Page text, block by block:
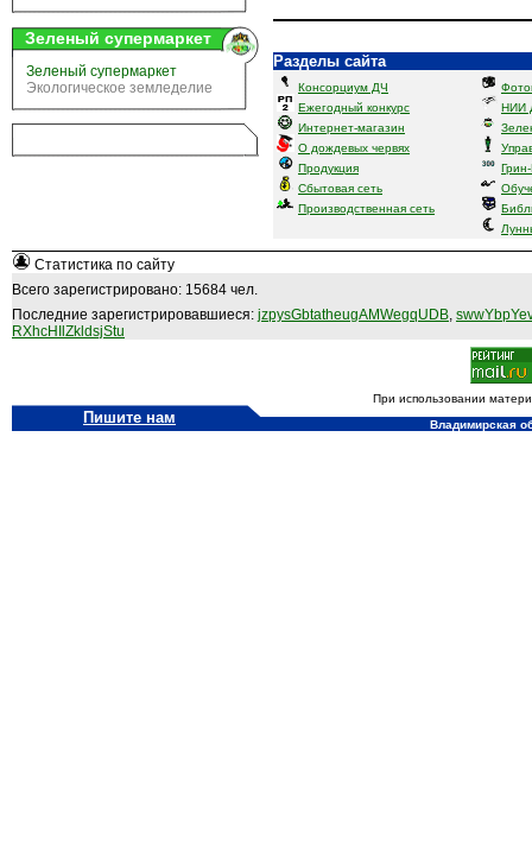
Зеленый супермаркет
Зеленый супермаркет
Экологическое земледелие
Разделы сайта
Консорциум ДЧ
Ежегодный конкурс
Интернет-магазин
О дождевых червях
Продукция
Сбытовая сеть
Производственная сеть
НИИ
Статистика по сайту
Всего зарегистрировано: 15684 чел.
Последние зарегистрировавшиеся: jzpysGbtatheugAMWegqUDB,
RXhcHIlZkldsjStu
При использовании
Пишите нам Владимирская